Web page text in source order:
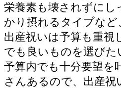
栄養素も壊されずに
かり摂れるタイプなど
出産祝いは予算も重
でも良いものを選び
予算内でも十分要望を
さんあるので、出産